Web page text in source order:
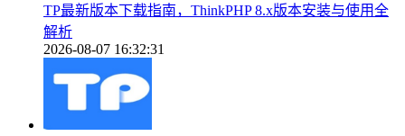
TP最新版本下载指南，ThinkPHP 8.x版本安装与使用全
解析
2026-08-07 16:32:31